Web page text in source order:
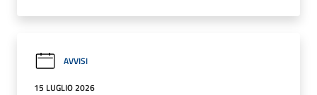
AVVISI
15 LUGLIO 2026